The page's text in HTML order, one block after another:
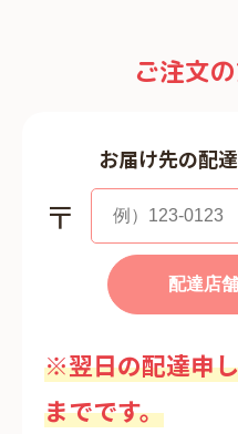
ご注文
お届け先の配
〒
配達店
※翌日の配達申
までです。